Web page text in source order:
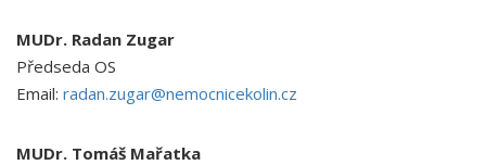
MUDr. Radan Zugar
Předseda OS
Email: radan.zugar@nemocnicekolin.cz
MUDr. Tomáš Mařatka